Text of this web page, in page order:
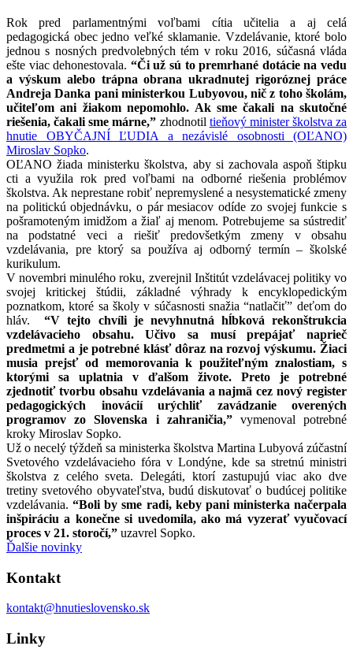
Rok pred parlamentnými voľbami cítia učitelia a aj celá
pedagogická obec jedno veľké sklamanie. Vzdelávanie, ktoré bolo
jednou s nosných predvolebných tém v roku 2016, súčasná vláda
ešte viac dehonestovala. “Či už sú to premrhané dotácie na vedu
a výskum alebo trápna obrana ukradnutej rigoróznej práce
Andreja Danka pani ministerkou Lubyovou, nič z toho školám,
učiteľom ani žiakom nepomohlo. Ak sme čakali na skutočné
riešenia, čakali sme márne,” zhodnotil tieňový minister školstva za
hnutie OBYČAJNÍ ĽUDIA a nezávislé osobnosti (OĽANO)
Miroslav Sopko.
OĽANO žiada ministerku školstva, aby si zachovala aspoň štipku
cti a využila rok pred voľbami na odborné riešenia problémov
školstva. Ak neprestane robiť nepremyslené a nesystematické zmeny
na politickú objednávku, o pár mesiacov odíde zo svojej funkcie s
pošramoteným imidžom a žiaľ aj menom. Potrebujeme sa sústrediť
na podstatné veci a riešiť predovšetkým zmeny v obsahu
vzdelávania, pre ktorý sa používa aj odborný termín – školské
kurikulum.
V novembri minulého roku, zverejnil Inštitút vzdelávacej politiky vo
svojej kritickej štúdii, základné výhrady k encyklopedickým
poznatkom, ktoré sa školy v súčasnosti snažia “natlačiť” deťom do
hláv.
“V tejto chvíli je nevyhnutná hĺbková rekonštrukcia
vzdelávacieho obsahu. Učivo sa musí prepájať naprieč
predmetmi a je potrebné klásť dôraz na rozvoj výskumu. Žiaci
musia prejsť od memorovania k použiteľným znalostiam, s
ktorými sa uplatnia v ďalšom živote. Preto je potrebné
zjednotiť tvorbu obsahu vzdelávania a najmä cez nový register
pedagogických inovácií urýchliť zavádzanie overených
programov zo Slovenska i zahraničia,”vymenoval potrebné
kroky Miroslav Sopko.
Už o necelý týždeň sa ministerka školstva Martina Lubyová zúčastní
Svetového vzdelávacieho fóra v Londýne, kde sa stretnú ministri
školstva z celého sveta. Delegáti, ktorí zastupujú viac ako dve
tretiny svetového obyvateľstva, budú diskutovať o budúcej politike
vzdelávania.“Boli by sme radi, keby pani ministerka načerpala
inšpiráciu a konečne si uvedomila, ako má vyzerať vyučovací
proces v 21. storočí,” uzavrel Sopko.
Ďalšie novinky
Kontakt
kontakt@hnutieslovensko.sk
Linky